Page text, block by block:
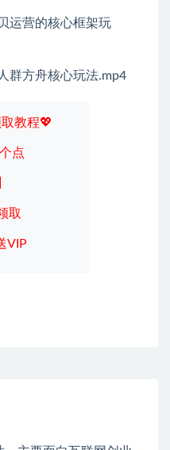
运营的核心框架玩
群方舟核心玩法.mp4
教程💖
点
】领取
VIP